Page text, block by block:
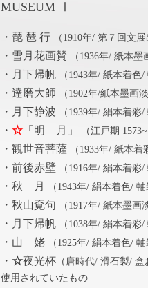
MUSEUM Ⅰ
・琵 琶 行 （1910年/ 第７回文
・雪月花画賛 （1936年/ 紙本
・月下帰帆 （1943年/ 紙本着色/
・達磨大師 （1902年/紙本墨画
・月下静波 （1939年/ 絹本着彩/
・ ☆ 「明 月」 （江戸期
・観世音菩薩 （1933年/ 紙本着
・前後赤壁 （1916年/ 絹本着彩/
・秋 月 （1943年/ 絹本着色/ 軸
・秋山覔句 （1917年/ 紙本墨画
・月下帰帆 （1038年/ 絹本着彩/
・山 姥 （1925年/ 絹本着色/ 軸
・ ☆夜光杯 （唐時代/ 滑石製/ 盒
使用されていたもの